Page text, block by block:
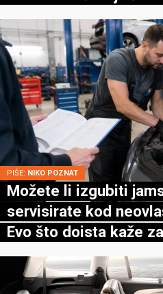
PIŠE: NIKO POZNAT
Možete li izgubiti
servisirate kod
Evo što doista kaže